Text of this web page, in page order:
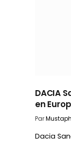
DACIA
en
Par
Dacia